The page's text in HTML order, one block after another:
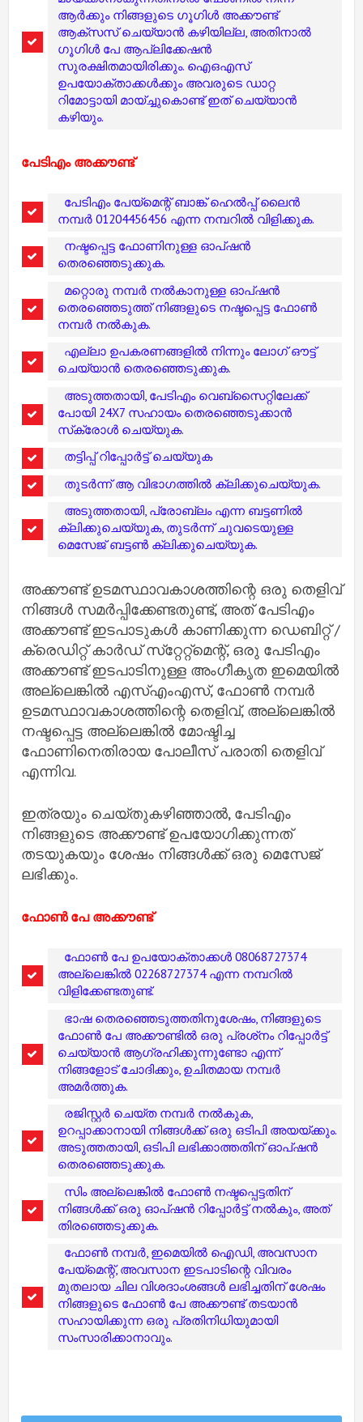
ആര്‍ക്കും നിങ്ങളുടെ ഗൂഗിള്‍ അക്കൗണ്ട്
ആക്‌സസ് ചെയ്യാന്‍ കഴിയില്ല, അതിനാല്‍
ഗൂഗിള്‍ പേ ആപ്ലിക്കേഷന്‍
സുരക്ഷിതമായിരിക്കും. ഐഒഎസ്
ഉപയോക്താക്കള്‍ക്കും അവരുടെ ഡാറ്റ
റിമോട്ടായി മായ്ച്ചുകൊണ്ട് ഇത് ചെയ്യാന്‍
കഴിയും.
പേടിഎം അക്കൗണ്ട്
പേടിഎം പേയ്‌മെന്റ് ബാങ്ക് ഹെല്‍പ്പ് ലൈന്‍
നമ്പര്‍ 01204456456 എന്ന നമ്പറില്‍ വിളിക്കുക.
നഷ്ടപ്പെട്ട ഫോണിനുള്ള ഓപ്ഷന്‍
തെരഞ്ഞെടുക്കുക.
മറ്റൊരു നമ്പര്‍ നല്‍കാനുള്ള ഓപ്ഷന്‍
തെരഞ്ഞെടുത്ത് നിങ്ങളുടെ നഷ്ടപ്പെട്ട ഫോണ്‍
നമ്പര്‍ നല്‍കുക.
എല്ലാ ഉപകരണങ്ങളില്‍ നിന്നും ലോഗ് ഔട്ട്
ചെയ്യാന്‍ തെരഞ്ഞെടുക്കുക.
അടുത്തതായി, പേടിഎം വെബ്‌സൈറ്റിലേക്ക്
പോയി 24X7 സഹായം തെരഞ്ഞെടുക്കാന്‍
സ്‌ക്രോള്‍ ചെയ്യുക.
തട്ടിപ്പ് റിപ്പോര്‍ട്ട് ചെയ്യുക
തുടര്‍ന്ന് ആ വിഭാഗത്തില്‍ ക്ലിക്കുചെയ്യുക.
അടുത്തതായി, പ്രോബ്ലം എന്ന ബട്ടണില്‍
ക്ലിക്കുചെയ്യുക, തുടര്‍ന്ന് ചുവടെയുള്ള
മെസേജ് ബട്ടണ്‍ ക്ലിക്കുചെയ്യുക.
അക്കൗണ്ട് ഉടമസ്ഥാവകാശത്തിന്റെ ഒരു തെളിവ്
നിങ്ങള്‍ സമര്‍പ്പിക്കേണ്ടതുണ്ട്, അത് പേടിഎം
അക്കൗണ്ട് ഇടപാടുകള്‍ കാണിക്കുന്ന ഡെബിറ്റ് /
ക്രെഡിറ്റ് കാര്‍ഡ് സ്‌റ്റേറ്റ്‌മെന്റ്, ഒരു പേടിഎം
അക്കൗണ്ട് ഇടപാടിനുള്ള അംഗീകൃത ഇമെയില്‍
അല്ലെങ്കില്‍ എസ്എംഎസ്, ഫോണ്‍ നമ്പര്‍
ഉടമസ്ഥാവകാശത്തിന്റെ തെളിവ്, അല്ലെങ്കില്‍
നഷ്ടപ്പെട്ട അല്ലെങ്കില്‍ മോഷ്ടിച്ച
ഫോണിനെതിരായ പോലീസ് പരാതി തെളിവ്
എന്നിവ.
ഇത്രയും ചെയ്തുകഴിഞ്ഞാല്‍, പേടിഎം
നിങ്ങളുടെ അക്കൗണ്ട് ഉപയോഗിക്കുന്നത്
തടയുകയും ശേഷം നിങ്ങള്‍ക്ക് ഒരു മെസേജ്
ലഭിക്കും.
ഫോണ്‍ പേ അക്കൗണ്ട്
ഫോണ്‍ പേ ഉപയോക്താക്കള്‍ 08068727374
അല്ലെങ്കില്‍ 02268727374 എന്ന നമ്പറില്‍
വിളിക്കേണ്ടതുണ്ട്.
ഭാഷ തെരഞ്ഞെടുത്തതിനുശേഷം, നിങ്ങളുടെ
ഫോണ്‍ പേ അക്കൗണ്ടില്‍ ഒരു പ്രശ്‌നം റിപ്പോര്‍ട്ട്
ചെയ്യാന്‍ ആഗ്രഹിക്കുന്നുണ്ടോ എന്ന്
നിങ്ങളോട് ചോദിക്കും, ഉചിതമായ നമ്പര്‍
അമര്‍ത്തുക.
രജിസ്റ്റര്‍ ചെയ്ത നമ്പര്‍ നല്‍കുക,
ഉറപ്പാക്കാനായി നിങ്ങള്‍ക്ക് ഒരു ഒടിപി അയയ്ക്കും.
അടുത്തതായി, ഒടിപി ലഭിക്കാത്തതിന് ഓപ്ഷന്‍
തെരഞ്ഞെടുക്കുക.
സിം അല്ലെങ്കില്‍ ഫോണ്‍ നഷ്ടപ്പെട്ടതിന്
നിങ്ങള്‍ക്ക് ഒരു ഓപ്ഷന്‍ റിപ്പോര്‍ട്ട് നല്‍കും, അത്
തിരഞ്ഞെടുക്കുക.
ഫോണ്‍ നമ്പര്‍, ഇമെയില്‍ ഐഡി, അവസാന
പേയ്‌മെന്റ്, അവസാന ഇടപാടിന്റെ വിവരം
മുതലായ ചില വിശദാംശങ്ങള്‍ ലഭിച്ചതിന് ശേഷം
നിങ്ങളുടെ ഫോണ്‍ പേ അക്കൗണ്ട് തടയാന്‍
സഹായിക്കുന്ന ഒരു പ്രതിനിധിയുമായി
സംസാരിക്കാനാവും.